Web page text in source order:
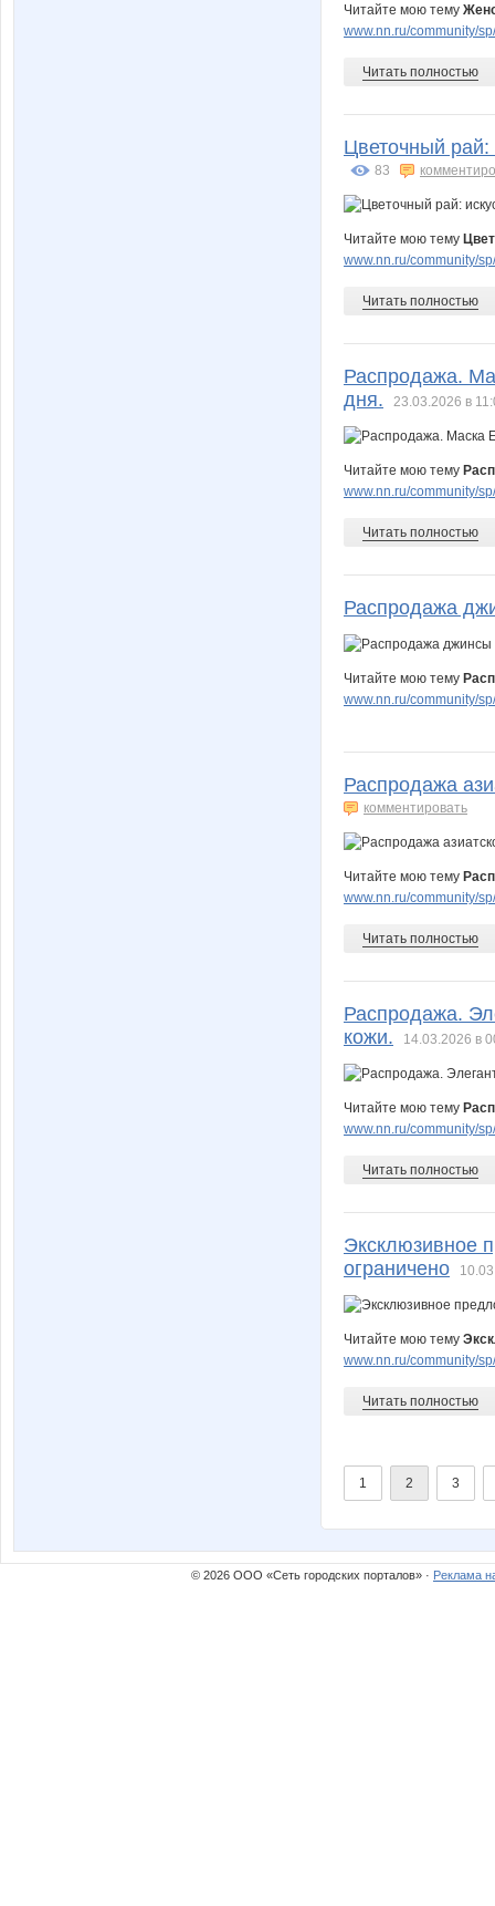
Читайте мою тему
www.nn.ru/community/
Читать полностью
Цветочный рай:
83
Читайте мою тему
www.nn.ru/community/
Читать полностью
Распродажа.
дня.
23.03.2026 в
Читайте мою тему
www.nn.ru/community/
Читать полностью
Распродажа
Читайте мою тему
www.nn.ru/community/
Распродажа
комментировать
Читайте мою тему
www.nn.ru/community/
Читать полностью
Распродажа.
кожи.
14.03.2026 в
Читайте мою тему
www.nn.ru/community/
Читать полностью
Эксклюзивное
ограничено
Читайте мою тему
www.nn.ru/community/
Читать полностью
1 2 3
© 2026 ООО «Сеть городских порталов» · Реклама